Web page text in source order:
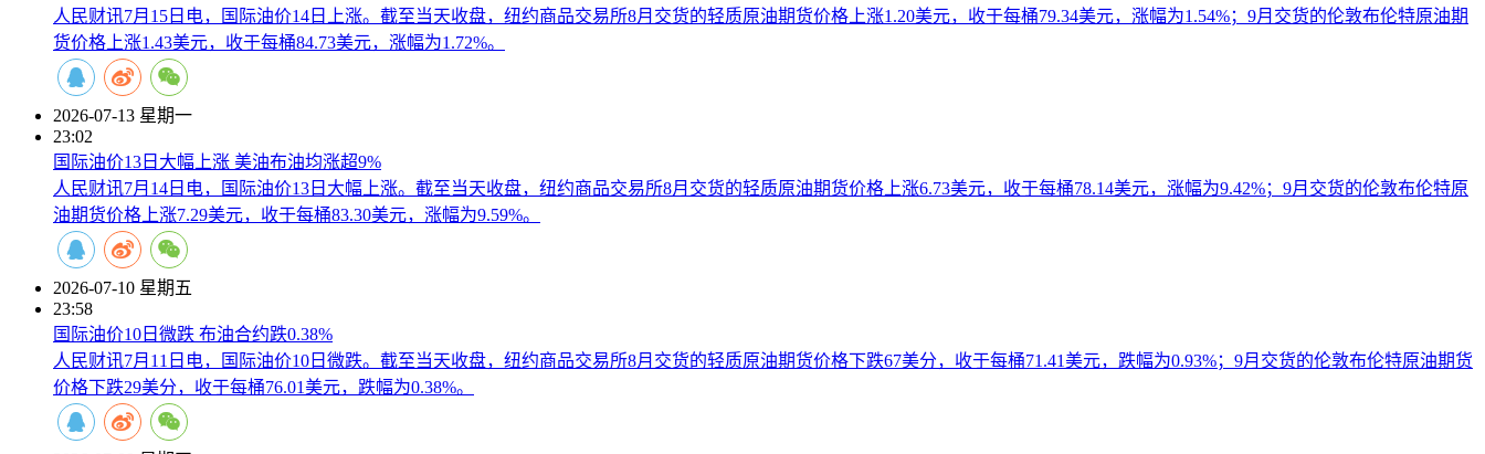
人民财讯7月15日电，国际油价14日上涨。截至当天收盘，纽约商品交易所8月交货的轻质原油期货价格上涨1.20美元，收于每桶79.34美元，涨幅为1.54%；9月交货的伦敦布伦特原油期
货价格上涨1.43美元，收于每桶84.73美元，涨幅为1.72%。
2026-07-13 星期一
23:02
国际油价13日大幅上涨 美油布油均涨超9%
人民财讯7月14日电，国际油价13日大幅上涨。截至当天收盘，纽约商品交易所8月交货的轻质原油期货价格上涨6.73美元，收于每桶78.14美元，涨幅为9.42%；9月交货的伦敦布伦特原
油期货价格上涨7.29美元，收于每桶83.30美元，涨幅为9.59%。
2026-07-10 星期五
23:58
国际油价10日微跌 布油合约跌0.38%
人民财讯7月11日电，国际油价10日微跌。截至当天收盘，纽约商品交易所8月交货的轻质原油期货价格下跌67美分，收于每桶71.41美元，跌幅为0.93%；9月交货的伦敦布伦特原油期货
价格下跌29美分，收于每桶76.01美元，跌幅为0.38%。